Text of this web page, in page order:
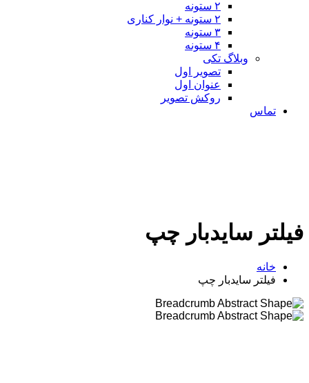
وبلاگ تکی
تصویر اول
عنوان اول
روکش تصویر
تماس
سایدبار چپ
خانه
فیلتر سایدبار چپ